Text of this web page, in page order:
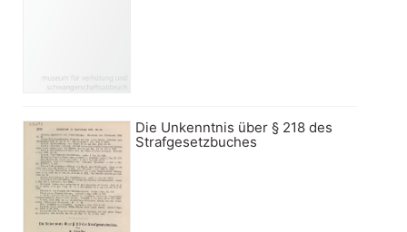
Die Unkenntnis über § 218 des
Strafgesetzbuches